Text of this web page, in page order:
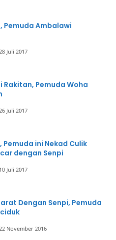
Pemuda Ambalawi
Juli 2017
Rakitan, Pemuda Woha
Juli 2017
Pemuda ini Nekad Culik
dengan Senpi
10 Juli 2017
Dengan Senpi, Pemuda
November 2016